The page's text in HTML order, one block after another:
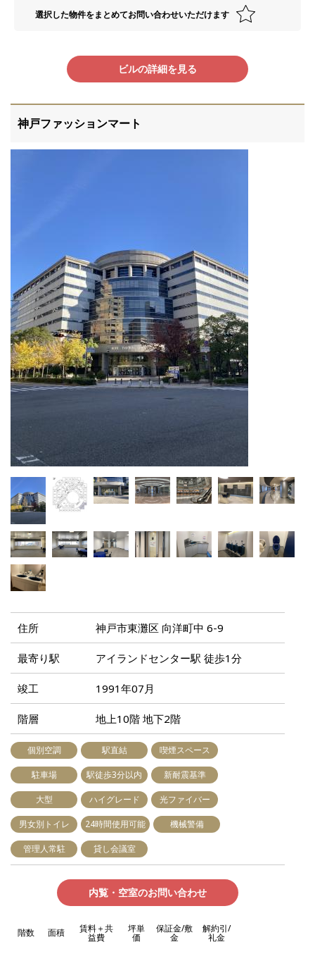
選択した物件をまとめてお問い合わせいただけます
ビルの詳細を見る
神戸ファッションマート
住所 神戸市東灘区 向洋町中 6-9
最寄り駅 アイランドセンター駅 徒歩1分
竣工 1991年07月
階層 地上10階 地下2階
個別空調 駅直結 喫煙スペース
駐車場 駅徒歩3分以内 新耐震基準
大型 ハイグレード 光ファイバー
男女別トイレ 24時間使用可能 機械警備
管理人常駐 貸し会議室
内覧・空室のお問い合わせ
階数 面積 賃料＋共
益費
坪単
価
保証金/敷
金
解約引/
礼金